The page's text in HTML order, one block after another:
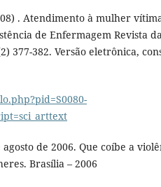
. Atendimento à mulher
de Enfermagem Revista
377-382. Versão eletrônica,
de 2006. Que coíbe a
Brasília – 2006